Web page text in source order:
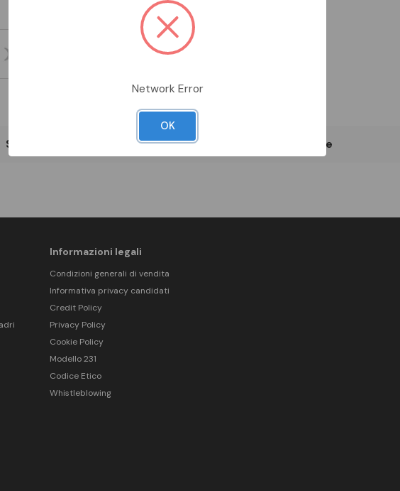
Scheda Tecnica Documentazione
Informazioni legali
Condizioni generali di vendita
Informativa privacy candidati
Credit Policy
Privacy Policy
Cookie Policy
Modello 231
Codice Etico
Whistleblowing
Network Error
OK